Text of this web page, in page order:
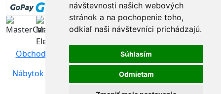
návštevnosti našich webových
stránok a na pochopenie toho,
odkiaľ naši návštevníci prichádzajú.
Súhlasím
Odmietam
Obchodné podmienky
Ochrana osobných údajov
Nábytok Sosna
| Webstránky vytvorilwww.Aweb.sk -
tvorba web stránok